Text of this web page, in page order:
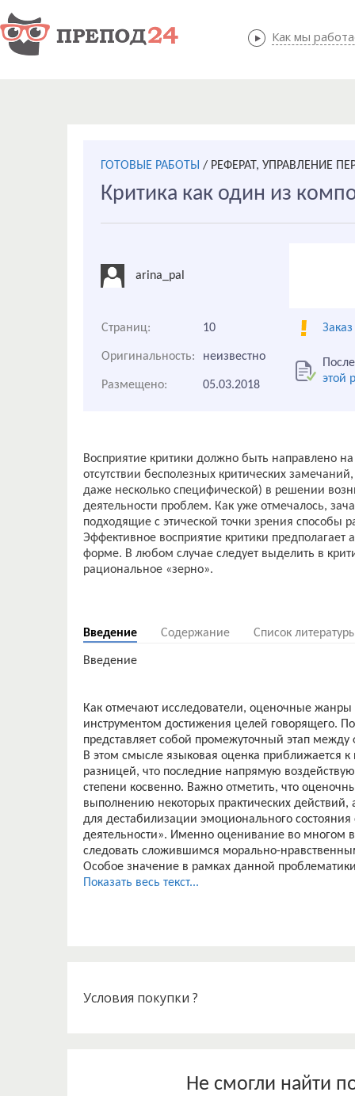
Как мы
Как мы
ГОТОВЫЕ РАБОТЫ / РЕФЕРАТ, УПРАВЛЕНИЕ
Критика как один из
arina_pal
Страниц: 10
Оригинальность: неизвестно
этой
Размещено: 05.03.2018
Восприятие критики должно быть направлено
отсутствии бесполезных критических
даже несколько специфической) в решении
деятельности проблем. Как уже отмечалось,
подходящие с этической точки зрения способы
Эффективное восприятие критики предполагает
форме. В любом случае следует выделить в
рациональное «зерно».
Введение Содержание Список
Введение
Как отмечают исследователи, оценочные
инструментом достижения целей говорящего.
представляет собой промежуточный этап
В этом смысле языковая оценка приближается
разницей, что последние напрямую
степени косвенно. Важно отметить, что
выполнению некоторых практических действий,
для дестабилизации эмоционального
деятельности». Именно оценивание во многом
следовать сложившимся морально-
Особое значение в рамках данной
так как «проблема оптимизации коммуникации
Особый интерес в плане поиска путей и
работы, посвященные тактикам
Показать весь текст...
Условия покупки ?
Не смогли найти